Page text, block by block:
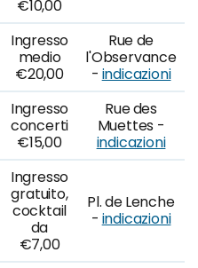
€10,00
Ingresso
medio
€20,00
Rue de
l'Observance
- indicazioni
Ingresso
concerti
€15,00
Rue des
Muettes -
indicazioni
Ingresso
gratuito,
cocktail
da
€7,00
Pl. de Lenche
- indicazioni